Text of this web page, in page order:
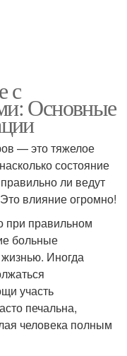
с
Основные
— это тяжелое
состояние
ли ведут
влияние огромно!
при правильном
больные
Иногда
участь
печальна,
человека полным